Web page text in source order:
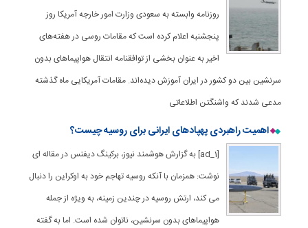
روزنامه وابسته به سعودی وزارت امور خارجه آمریکا روز
پنجشنبه اعلام کرده است که مقامات روسی در هفته‌های
اخیر به عنوان بخشی از توافقنامه انتقال هواپیماهای بدون
سرنشین بین دو کشور در ایران آموزش دیده‌اند. مقامات آمریکایی ماه گذشته
مدعی شدند که واشنگتن اطلاعاتی
اهمیت راهبردی پهپادهای ایرانی برای روسیه چیست؟
[ad_1] به گزارش هوشمند نیوز، برکینگ دیفنس در مقاله ای
نوشت: همزمان با آنکه روسیه تهاجم خود به اوکراین را دنبال
می کند، ارتش روسیه در چندین زمینه، به ویژه از جمله
هواپیماهای بدون سرنشین، ناتوان شده است. اما به گفته